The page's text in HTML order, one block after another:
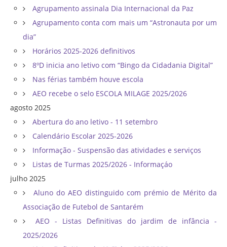
Agrupamento assinala Dia Internacional da Paz
Agrupamento conta com mais um “Astronauta por um
dia”
Horários 2025-2026 definitivos
8ºD inicia ano letivo com “Bingo da Cidadania Digital”
Nas férias também houve escola
AEO recebe o selo ESCOLA MILAGE 2025/2026
agosto 2025
Abertura do ano letivo - 11 setembro
Calendário Escolar 2025-2026
Informação - Suspensão das atividades e serviços
Listas de Turmas 2025/2026 - Informaçáo
julho 2025
Aluno do AEO distinguido com prémio de Mérito da
Associação de Futebol de Santarém
AEO - Listas Definitivas do jardim de infância -
2025/2026